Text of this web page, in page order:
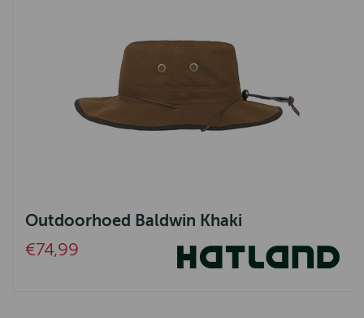
Outdoorhoed Baldwin Khaki
€74,99